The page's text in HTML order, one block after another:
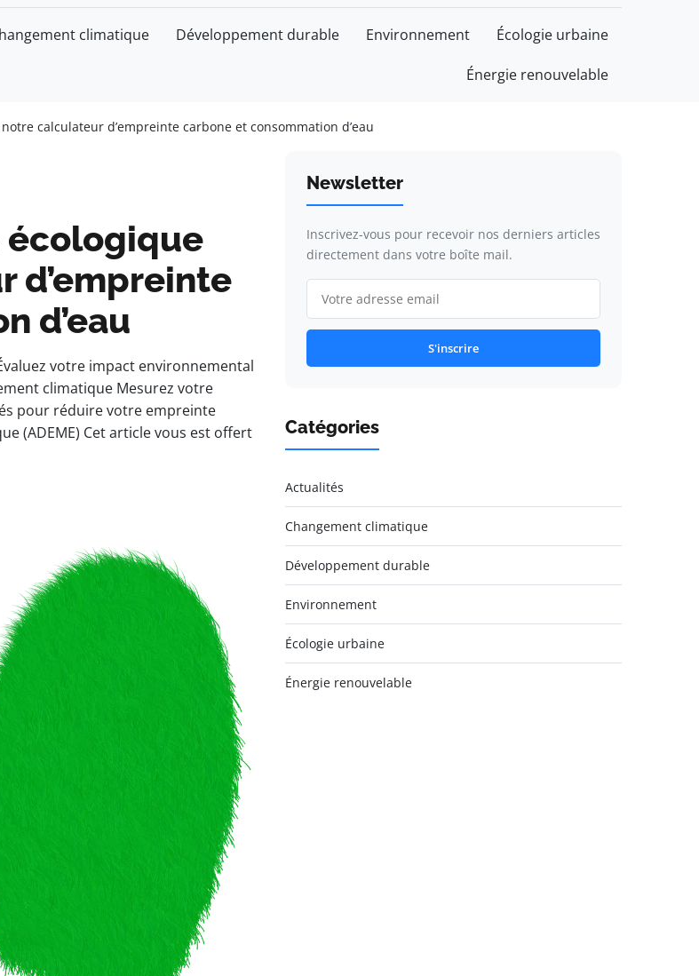
climatique Développement durable Environnement Écologie urbaine
Énergie renouvelable
calculateur d’empreinte carbone et consommation d’eau
écologique
d’empreinte
d’eau
votre impact environnemental
climatique Mesurez votre
pour réduire votre empreinte
(ADEME) Cet article vous est offert
Newsletter
Inscrivez-vous pour recevoir nos derniers articles
directement dans votre boîte mail.
S'inscrire
Catégories
Actualités
Changement climatique
Développement durable
Environnement
Écologie urbaine
Énergie renouvelable